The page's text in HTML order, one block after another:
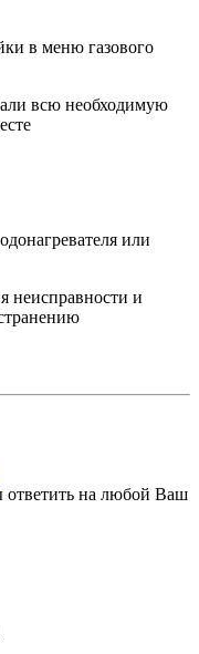
в меню газового
всю необходимую
или
неисправности и
на любой Ваш